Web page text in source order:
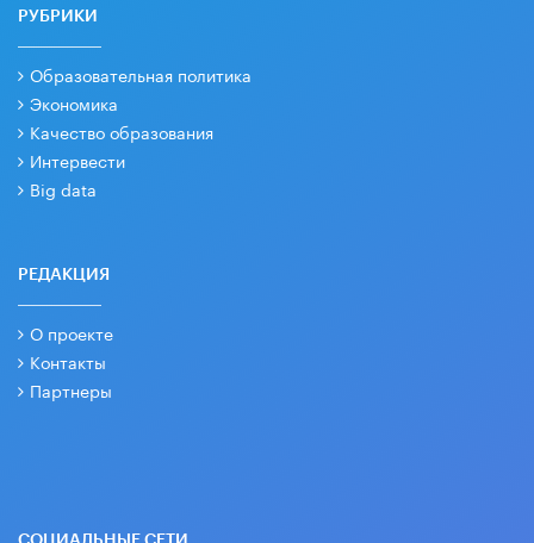
РУБРИКИ
Образовательная политика
Экономика
Качество образования
Интервести
Big data
РЕДАКЦИЯ
О проекте
Контакты
Партнеры